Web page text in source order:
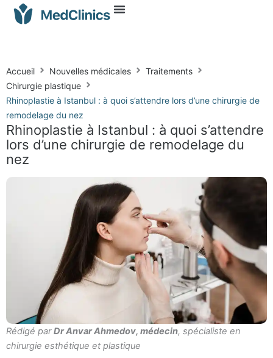
Rhinoplastie à Istanbul : à quoi s’attendre
lors d’une chirurgie de remodelage du
nez
Accueil Nouvelles médicales
Traitements
Chirurgie plastique
Rhinoplastie à Istanbul : à quoi s’attendre lors d’une chirurgie de
remodelage du nez
Rédigé parDr Anvar Ahmedov, médecin, spécialiste en
chirurgie esthétique et plastique